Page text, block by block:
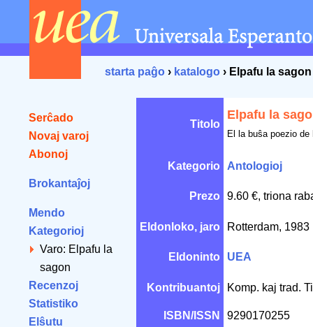
starta paĝo › katalogo › Elpafu la sagon
Serĉado
Novaj varoj
Abonoj
Brokantaĵoj
Mendo
Kategorioj
Varo: Elpafu la
sagon
Recenzoj
Statistiko
Elŝutu
Titolo
Elpafu la
El la buŝa poezio de
Kategorio Antologioj
Prezo 9.60 €, triona
Eldonloko, jaro Rotterdam, 1983
Eldoninto UEA
Kontribuantoj Komp. kaj trad.
ISBN/ISSN 9290170255